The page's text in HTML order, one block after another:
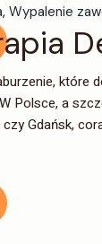
Wypalenie
które
Polsce, a
Gdańsk,